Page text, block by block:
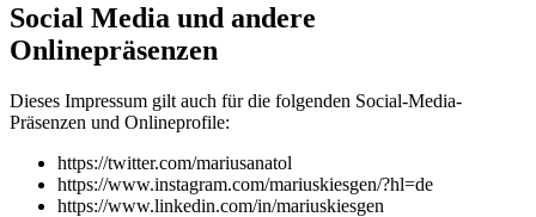
Social Media und andere
Onlinepräsenzen
Dieses Impressum gilt auch für die folgenden Social-Media-
Präsenzen und Onlineprofile:
https://twitter.com/mariusanatol
https://www.instagram.com/mariuskiesgen/?hl=de
https://www.linkedin.com/in/mariuskiesgen